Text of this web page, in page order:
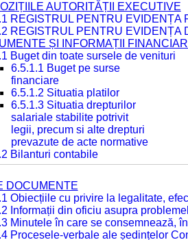
AUTORITĂȚII EXECUTIVE
REGISTRUL PENTRU EVIDENȚA
REGISTRUL PENTRU EVIDENȚA
ȘI INFORMAȚII
Buget din toate sursele de venituri
6.5.1.1 Buget pe surse
financiare
6.5.1.2 Situatia platilor
6.5.1.3 Situatia drepturilor
salariale stabilite potrivit
legii, precum si alte drepturi
prevazute de acte normative
Bilanturi contabile
DOCUMENTE
Obiecțiile cu privire la legalitate,
Informații din oficiu asupra
Minutele în care se consemnează,
Procesele-verbale ale ședințelor